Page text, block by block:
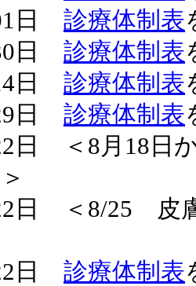
日 診療体制表
日 診療体制表
日 診療体制表
日 診療体制表
日 ＜8月18日
日 ＜8/25
日 診療体制表